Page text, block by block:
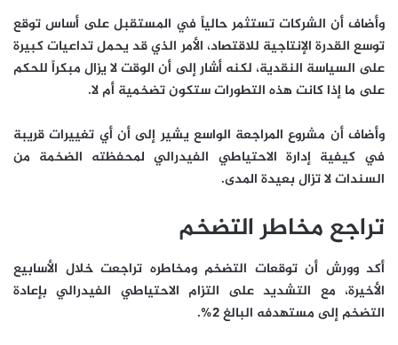
وأضاف أن الشركات تستثمر حالياً في المستقبل على أساس توقع
توسع القدرة الإنتاجية للاقتصاد، الأمر الذي قد يحمل تداعيات كبيرة
على السياسة النقدية، لكنه أشار إلى أن الوقت لا يزال مبكراً للحكم
على ما إذا كانت هذه التطورات ستكون تضخمية أم لا.
وأضاف أن مشروع المراجعة الواسع يشير إلى أن أي تغييرات قريبة
في كيفية إدارة الاحتياطي الفيدرالي لمحفظته الضخمة من
السندات لا تزال بعيدة المدى.
تراجع مخاطر التضخم
أكد وورش أن توقعات التضخم ومخاطره تراجعت خلال الأسابيع
الأخيرة، مع التشديد على التزام الاحتياطي الفيدرالي بإعادة
التضخم إلى مستهدفه البالغ 2%.